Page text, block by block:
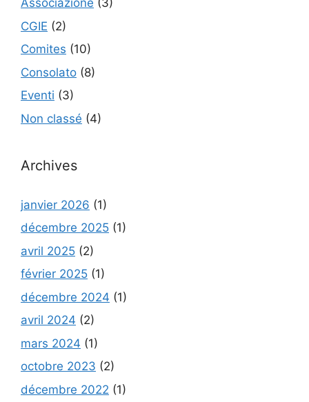
Associazione (3)
CGIE (2)
Comites (10)
Consolato (8)
Eventi (3)
Non classé (4)
Archives
janvier 2026 (1)
décembre 2025 (1)
avril 2025 (2)
février 2025 (1)
décembre 2024 (1)
avril 2024 (2)
mars 2024 (1)
octobre 2023 (2)
décembre 2022 (1)